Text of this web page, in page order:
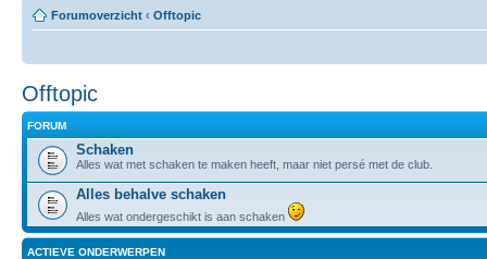
Forumoverzicht ‹ Offtopic
Offtopic
FORUM
Schaken
Alles wat met schaken te maken heeft, maar niet persé met de club.
Alles behalve schaken
Alles wat ondergeschikt is aan schaken
ACTIEVE ONDERWERPEN